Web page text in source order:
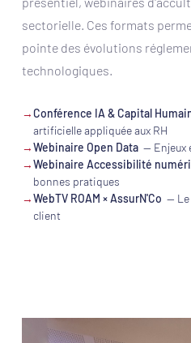
sectorielle. Ces formats
pointe des évolutions
technologiques.
→Conférence IA & Capital
artificielle appliquée aux RH
→Webinaire Open Data— Enjeux
→Webinaire Accessibilité
bonnes pratiques
→WebTV ROAM × AssurN'Co — Le
client